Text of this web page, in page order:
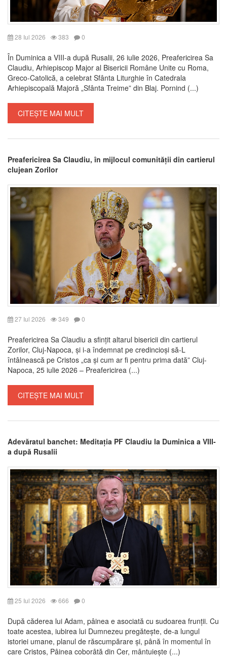
28 Iul 2026 383 0
În Duminica a VIII-a după Rusalii, 26 iulie 2026, Preafericirea Sa
Claudiu, Arhiepiscop Major al Bisericii Române Unite cu Roma,
Greco-Catolică, a celebrat Sfânta Liturghie în Catedrala
Arhiepiscopală Majoră „Sfânta Treime” din Blaj. Pornind (...)
CITEȘTE MAI MULT
Preafericirea Sa Claudiu, în mijlocul comunității din cartierul
clujean Zorilor
27 Iul 2026 349 0
Preafericirea Sa Claudiu a sfințit altarul bisericii din cartierul
Zorilor, Cluj-Napoca, și i-a îndemnat pe credincioși să-L
întâlnească pe Cristos „ca și cum ar fi pentru prima dată” Cluj-
Napoca, 25 iulie 2026 – Preafericirea (...)
CITEȘTE MAI MULT
Adevăratul banchet: Meditația PF Claudiu la Duminica a VIII-
a după Rusalii
25 Iul 2026 666 0
După căderea lui Adam, pâinea e asociată cu sudoarea frunții. Cu
toate acestea, iubirea lui Dumnezeu pregătește, de-a lungul
istoriei umane, planul de răscumpărare și, până în momentul în
care Cristos, Pâinea coborâtă din Cer, mântuiește (...)